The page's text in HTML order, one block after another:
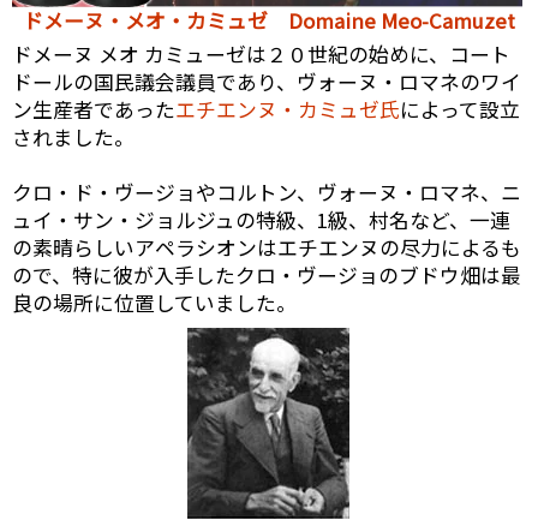
ドメーヌ・メオ・カミュゼ Domaine Meo-Camuzet
ドメーヌ メオ カミューゼは２０世紀の始めに、コート
ドールの国民議会議員であり、ヴォーヌ・ロマネのワイ
ン生産者であったエチエンヌ・カミュゼ氏によって設立
されました。
クロ・ド・ヴージョやコルトン、ヴォーヌ・ロマネ、ニ
ュイ・サン・ジョルジュの特級、1級、村名など、一連
の素晴らしいアペラシオンはエチエンヌの尽力によるも
ので、特に彼が入手したクロ・ヴージョのブドウ畑は最
良の場所に位置していました。